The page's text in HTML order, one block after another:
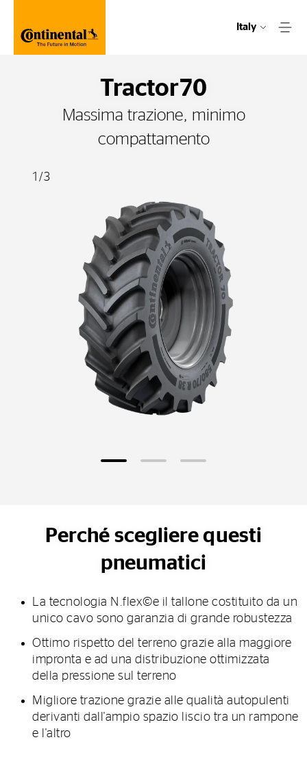
Italy
Tractor70
Massima trazione, minimo
compattamento
1/3
Perché scegliere questi
pneumatici
La tecnologia N.flex©e il tallone costituito da un
unico cavo sono garanzia di grande robustezza
Ottimo rispetto del terreno grazie alla maggiore
impronta e ad una distribuzione ottimizzata
della pressione sul terreno
Migliore trazione grazie alle qualità autopulenti
derivanti dall'ampio spazio liscio tra un rampone
e l'altro